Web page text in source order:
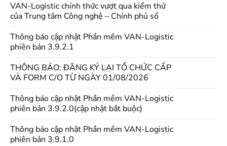
VAN-Logistic chính thức vượt qua kiểm thử
của Trung tâm Công nghệ – Chính phủ số
Thông báo cập nhật Phần mềm VAN-Logistic
phiên bản 3.9.2.1
THÔNG BÁO: ĐĂNG KÝ LẠI TỔ CHỨC CẤP
VÀ FORM C/O TỪ NGÀY 01/08/2026
Thông báo cập nhật Phần mềm VAN-Logistic
phiên bản 3.9.2.0(cập nhật bắt buộc)
Thông báo cập nhật Phần mềm VAN-Logistic
phiên bản 3.9.1.0